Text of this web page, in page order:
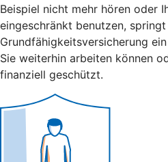
Beispiel nicht mehr hören oder
eingeschränkt benutzen,
Grundfähigkeitsversicherung
Sie weiterhin arbeiten können
finanziell geschützt.